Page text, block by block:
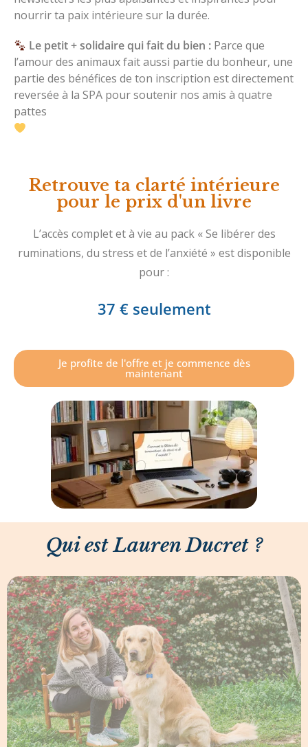
nourrir ta paix intérieure sur la durée.
Le petit + solidaire qui fait du bien : Parce que
l’amour des animaux fait aussi partie du bonheur, une
partie des bénéfices de ton inscription est directement
reversée à la SPA pour soutenir nos amis à quatre
pattes
Retrouve ta clarté intérieure
pour le prix d'un livre
L’accès complet et à vie au pack « Se libérer des
ruminations, du stress et de l’anxiété » est disponible
pour :
37 € seulement
Je profite de l'offre et je commence dès
maintenant
Qui est Lauren Ducret ?